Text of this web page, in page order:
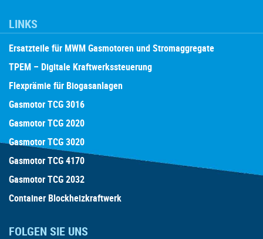
LINKS
Ersatzteile für MWM Gasmotoren und Stromaggregate
TPEM – Digitale Kraftwerkssteuerung
Flexprämie für Biogasanlagen
Gasmotor TCG 3016
Gasmotor TCG 2020
Gasmotor TCG 3020
Gasmotor TCG 4170
Gasmotor TCG 2032
Container Blockheizkraftwerk
FOLGEN SIE UNS